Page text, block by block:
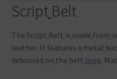
Script Belt
The Script Belt is made from
leather. It features a metal
debossed on the belt loop.